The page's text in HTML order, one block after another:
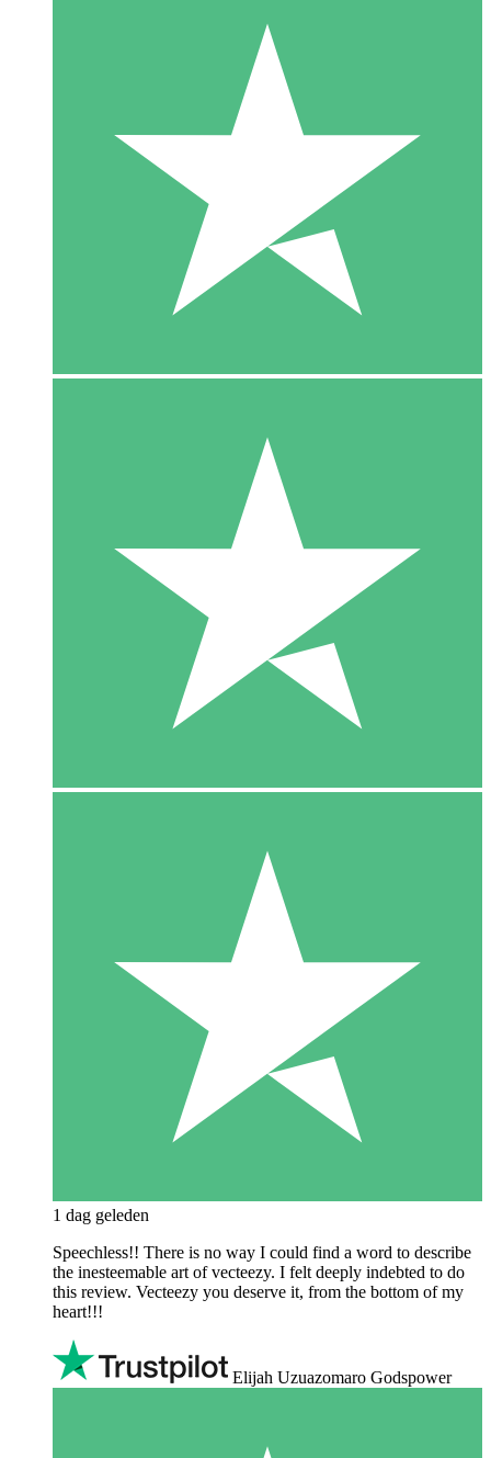
1 dag geleden
Speechless!! There is no way I could find a word to describe
the inesteemable art of vecteezy. I felt deeply indebted to do
this review. Vecteezy you deserve it, from the bottom of my
heart!!!
Elijah Uzuazomaro Godspower